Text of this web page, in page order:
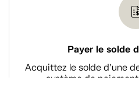
Payer le solde
Acquittez le solde d’une
système de